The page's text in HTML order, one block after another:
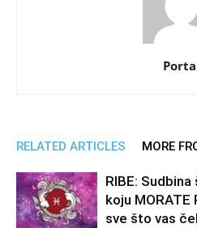
RELATED ARTICLES MORE
RIBE: Sudbina
koju MORATE
sve što vas